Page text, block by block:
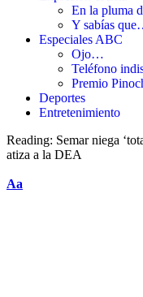
En la pluma
Y sabías
Especiales ABC
Ojo…
Teléfono
Premio
Deportes
Entretenimiento
Reading: Semar niega
atiza a la DEA
Aa